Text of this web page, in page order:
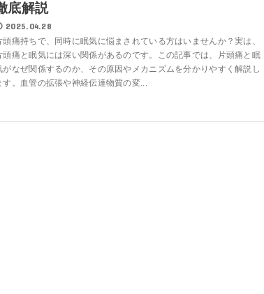
底解説
2025.04.28
頭痛持ちで、同時に眠気に悩まされている方はいませんか？実は、
頭痛と眠気には深い関係があるのです。この記事では、片頭痛と眠
がなぜ関係するのか、その原因やメカニズムを分かりやすく解説し
す。血管の拡張や神経伝達物質の変...